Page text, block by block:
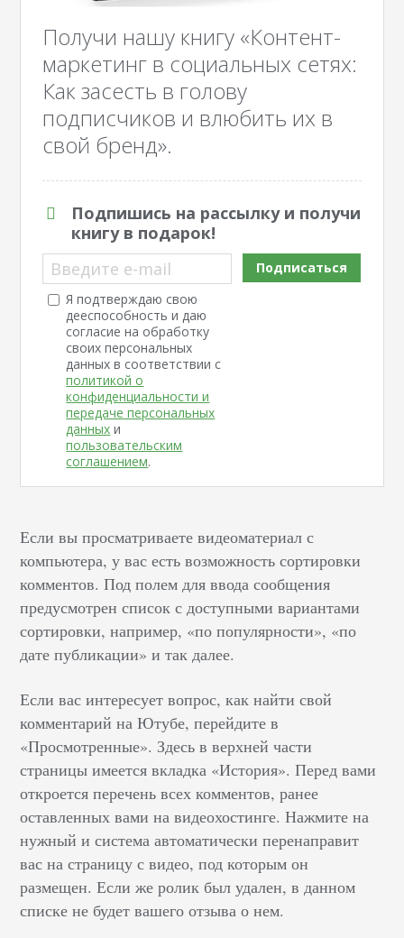
Получи нашу книгу «Контент-
маркетинг в социальных сетях:
Как засесть в голову
подписчиков и влюбить их в
свой бренд».
Подпишись на рассылку и получи
книгу в подарок!
Введите e-mail
Я подтверждаю свою
дееспособность и даю
согласие на обработку
своих персональных
данных в соответствии с
политикой о
конфиденциальности и
передаче персональных
данных и
пользовательским
соглашением.
Подписаться
Если вы просматриваете видеоматериал с
компьютера, у вас есть возможность сортировки
комментов. Под полем для ввода сообщения
предусмотрен список с доступными вариантами
сортировки, например, «по популярности», «по
дате публикации» и так далее.
Если вас интересует вопрос, как найти свой
комментарий на Ютубе, перейдите в
«Просмотренные». Здесь в верхней части
страницы имеется вкладка «История». Перед вами
откроется перечень всех комментов, ранее
оставленных вами на видеохостинге. Нажмите на
нужный и система автоматически перенаправит
вас на страницу с видео, под которым он
размещен. Если же ролик был удален, в данном
списке не будет вашего отзыва о нем.